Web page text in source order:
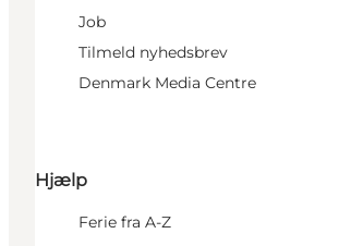
Job
Tilmeld nyhedsbrev
Denmark Media Centre
Hjælp
Ferie fra A-Z